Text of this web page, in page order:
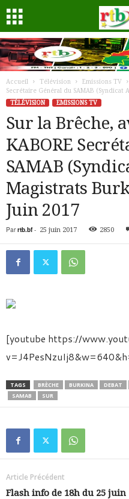
Accueil Télévision Emissions TV
Secrétaire Général du SAMAB (Syndicat
TÉLÉVISION
EMISSIONS TV
Sur la Brêche,
KABORE
SAMAB
Magistrats
Juin 2017
Par rtb.bf- 25 juin 2017 2850
[youtube https://
TAGS BRÈCHE BURKINA DEBAT
SAMAB
SUR
Article Précédent
Flash info de 18h du 25 juin